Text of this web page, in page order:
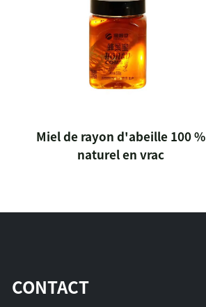
Miel de rayon d'abeille 100 %
naturel en vrac
CONTACT